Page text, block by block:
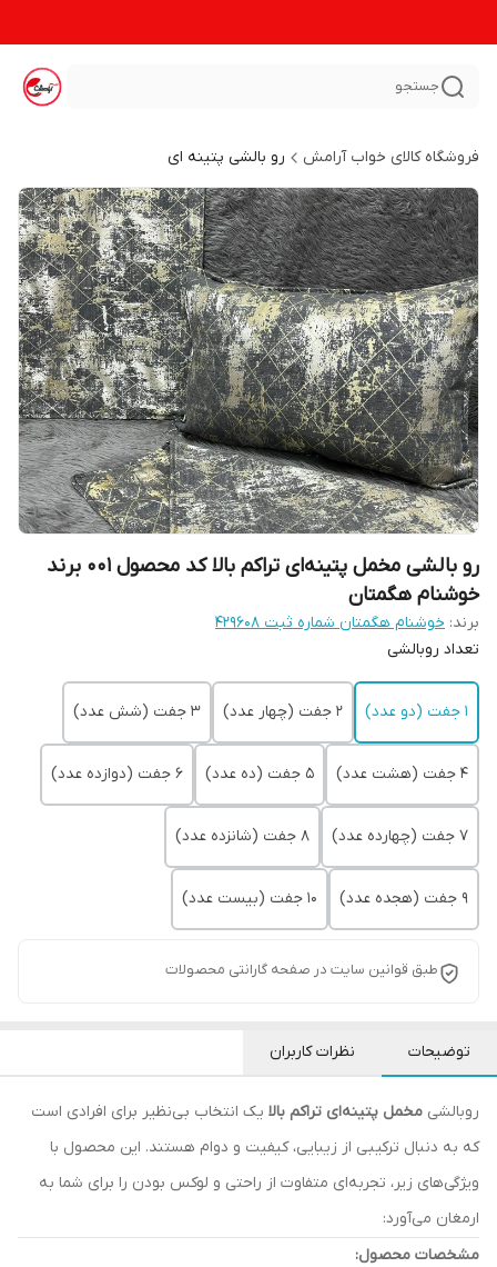
جستجو
فروشگاه کالای خواب آرامش رو بالشی پتینه ای
رو بالشی مخمل پتینه‌ای تراکم بالا کد محصول 001 برند
خوشنام هگمتان
برند: خوشنام هگمتان شماره ثبت ۴۲۹۶۰۸
تعداد روبالشی
1 جفت (دو عدد) 2 جفت (چهار عدد) 3 جفت (شش عدد)
4 جفت (هشت عدد) 5 جفت (ده عدد) 6 جفت (دوازده عدد)
7 جفت (چهارده عدد) 8 جفت (شانزده عدد)
9 جفت (هجده عدد) 10 جفت (بیست عدد)
طبق قوانین سایت در صفحه گارانتی محصولات
توضیحات نظرات کاربران
روبالشی مخمل پتینه‌ای تراکم بالا یک انتخاب بی‌نظیر برای افرادی است
که به دنبال ترکیبی از زیبایی، کیفیت و دوام هستند. این محصول با
ویژگی‌های زیر، تجربه‌ای متفاوت از راحتی و لوکس بودن را برای شما به
ارمغان می‌آورد:
مشخصات محصول: